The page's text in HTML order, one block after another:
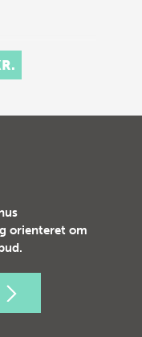
orienteret om